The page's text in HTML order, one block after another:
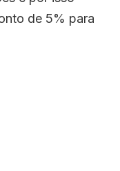
de 5% para